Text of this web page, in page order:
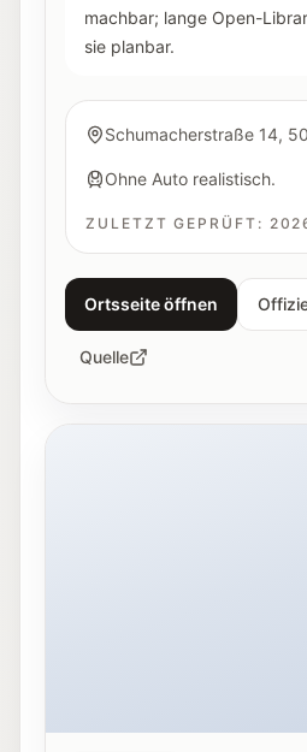
machbar; lange Open-
sie planbar.
Schumacherstraße 14,
Ohne Auto realistisch.
ZULETZT GEPRÜFT:
Ortsseite öffnen
Quelle
Außenansicht von Hangar-7